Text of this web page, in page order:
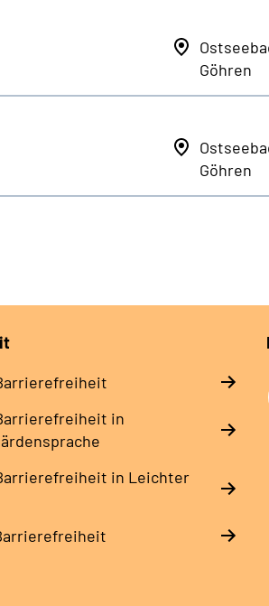
Göhren
Göhren
in
in Leichter